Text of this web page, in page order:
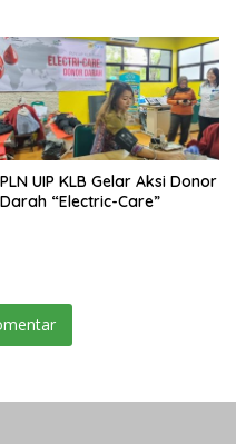
PLN UIP KLB Gelar Aksi Donor
Darah “Electric-Care”